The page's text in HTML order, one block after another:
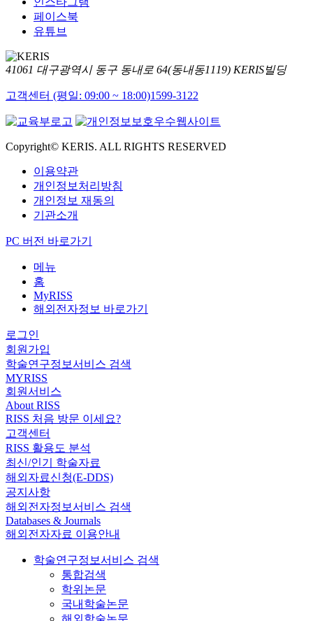
페이스북
유튜브
41061 대구광역시 동구 동내로 64(동내동1119) KERIS빌딩
고객센터 (평일: 09:00 ~ 18:00)1599-3122
Copyright© KERIS. ALL RIGHTS RESERVED
이용약관
개인정보처리방침
개인정보 재동의
기관소개
PC 버전 바로가기
메뉴
홈
MyRISS
해외전자정보 바로가기
로그인
회원가입
학술연구정보서비스 검색
MYRISS
회원서비스
About RISS
RISS 처음 방문 이세요?
고객센터
RISS 활용도 분석
최신/인기 학술자료
해외자료신청(E-DDS)
공지사항
해외전자정보서비스 검색
Databases & Journals
해외전자자료 이용안내
학술연구정보서비스 검색
통합검색
학위논문
국내학술논문